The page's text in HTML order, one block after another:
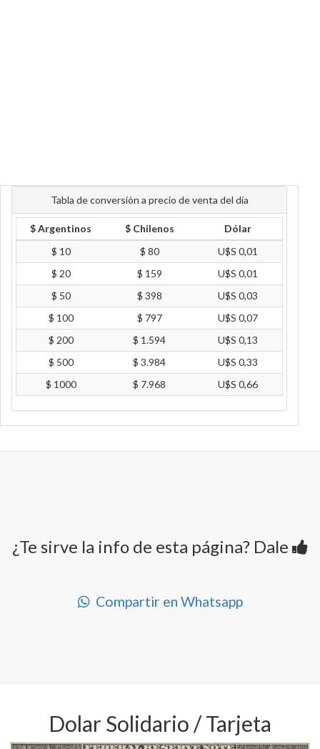
Tabla de conversión a precio de venta del día
$ Argentinos $ Chilenos
Dólar
$ 10
$ 80
U$S 0,01
$ 20
$ 159
U$S 0,01
$ 50
$ 398
U$S 0,03
$ 100
$ 797
U$S 0,07
$ 200
$ 1.594
U$S 0,13
$ 500
$ 3.984
U$S 0,33
$ 1000
$ 7.968 U$S 0,66
¿Te sirve la info de esta página? Dale
Compartir en Whatsapp
Dolar Solidario / Tarjeta